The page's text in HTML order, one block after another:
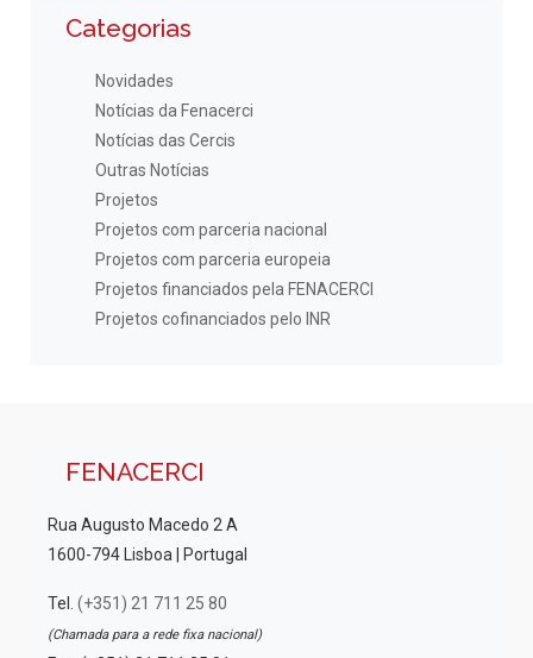
Categorias
Novidades
Notícias da Fenacerci
Notícias das Cercis
Outras Notícias
Projetos
Projetos com parceria nacional
Projetos com parceria europeia
Projetos financiados pela FENACERCI
Projetos cofinanciados pelo INR
FENACERCI
Rua Augusto Macedo 2 A
1600-794 Lisboa | Portugal
Tel. (+351) 21 711 25 80
(Chamada para a rede fixa nacional)